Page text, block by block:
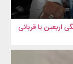
اربعین یا قربانی